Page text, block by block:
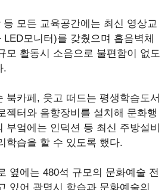
모든 교육공간에는 최신 영상교
모니터)를 갖췄으며 흡음벽체
모 활동시 소음으로 불편함이 없도
.
북카페, 웃고 떠드는 평생학습도서
젝터와 음향장비를 설치해 문화행
부엌에는 인덕션 등 최신 주방설비
학습을 할 수 있도록 했다.
옆에는 480석 규모의 문화예술 전
있어 광명시 학습과 문화예술의